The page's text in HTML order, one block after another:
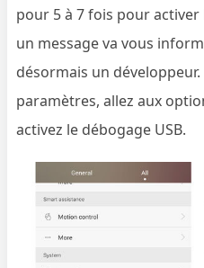
pour 5 à 7 fois pour
un message va vous
désormais un
paramètres, allez aux
activez le débogage USB.